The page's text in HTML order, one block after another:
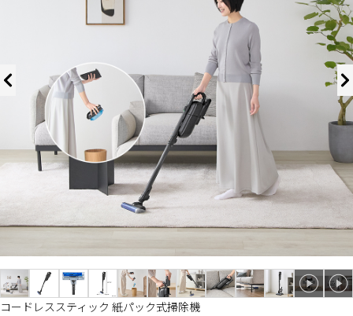
コードレススティック 紙パック式掃除機